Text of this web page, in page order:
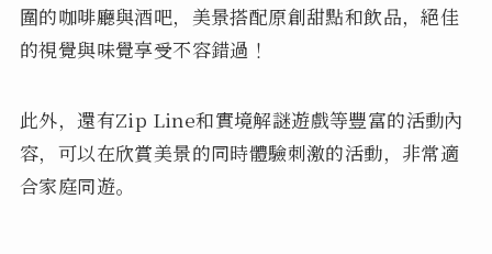
圍的咖啡廳與酒吧，美景搭配原創甜點和飲品，絕佳
的視覺與味覺享受不容錯過！
此外，還有Zip Line和實境解謎遊戲等豐富的活動內
容，可以在欣賞美景的同時體驗刺激的活動，非常適
合家庭同遊。